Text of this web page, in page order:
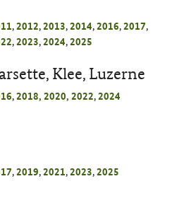
,2012,2013,2014,2016,2017,
,2023,2024,2025
Klee, Luzerne
,2018, 2020, 2022,2024
,2019,2021,2023,2025